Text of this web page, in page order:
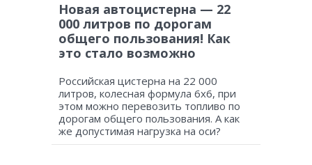
Новая автоцистерна — 22
000 литров по дорогам
общего пользования! Как
это стало возможно
Российская цистерна на 22 000
литров, колесная формула 6х6, при
этом можно перевозить топливо по
дорогам общего пользования. А как
же допустимая нагрузка на оси?